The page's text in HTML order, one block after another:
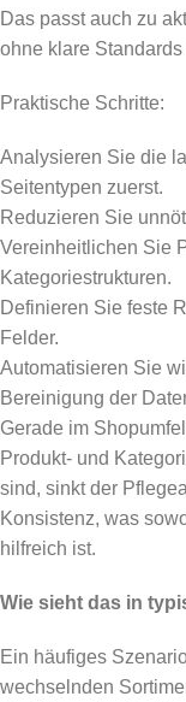
Das passt auch zu
ohne klare
Praktische Schritte:
Analysieren Sie die
Seitentypen zuerst.
Reduzieren Sie
Vereinheitlichen Sie
Kategoriestrukturen.
Definieren Sie feste
Felder.
Automatisieren Sie
Bereinigung der
Gerade im
Produkt- und
sind, sinkt der
Konsistenz, was
hilfreich ist.
Wie sieht das in
Ein häufiges
wechselnden